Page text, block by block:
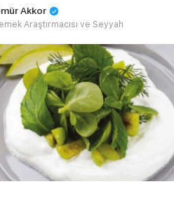
Akkor
Araştırmacısı ve Seyyah